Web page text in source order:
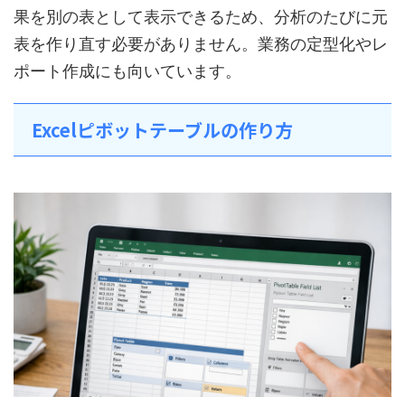
果を別の表として表示できるため、分析のたびに元
表を作り直す必要がありません。業務の定型化やレ
ポート作成にも向いています。
Excelピボットテーブルの作り方